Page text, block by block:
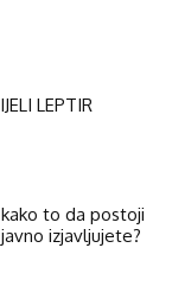
LEPTIR
to da postoji
izjavljujete?